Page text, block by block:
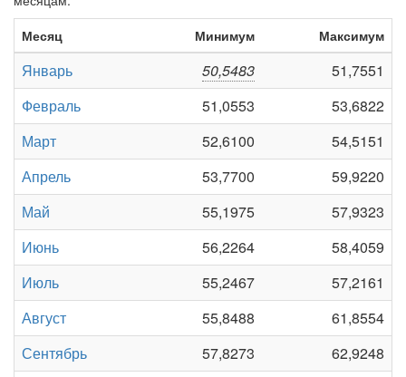
Месяц
Минимум Максимум
Январь 50,5483
51,7551
Февраль
51,0553
53,6822
Март
52,6100
54,5151
Апрель
53,7700
59,9220
Май
55,1975
57,9323
Июнь
56,2264
58,4059
Июль
55,2467
57,2161
Август
55,8488
61,8554
Сентябрь
57,8273
62,9248